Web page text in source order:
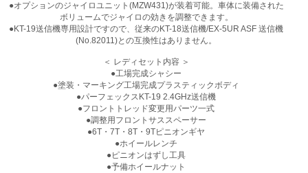
●オプションのジャイロユニット(MZW431)が装着可能。車体に装備された
ボリュームでジャイロの効きを調整できます。
●KT-19送信機専用設計ですので、従来のKT-18送信機/EX-5UR ASF 送信機
(No.82011)との互換性はありません。
＜ レディセット内容 ＞
●工場完成シャシー
●塗装・マーキング工場完成プラスティックボディ
●パーフェックスKT-19 2.4GHz送信機
●フロントトレッド変更用パーツ一式
●調整用フロントサススペーサー
●6T・7T・8T・9Tピニオンギヤ
●ホイールレンチ
●ピニオンはずし工具
●予備ホイールナット